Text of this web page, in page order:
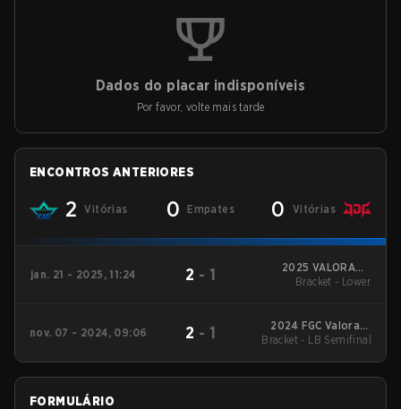
Dados do placar indisponíveis
Por favor, volte mais tarde
ENCONTROS ANTERIORES
2 Vitórias 0 Empates 0 Vitórias
jan. 21 - 2025, 11:24 2 - 1
2025 VALORANT
Champions Tour:
Bracket - Lower
nov. 07 - 2024, 09:06 2 - 1
2024 FGC Valorant
Invitational
Bracket - LB Semifinal
FORMULÁRIO